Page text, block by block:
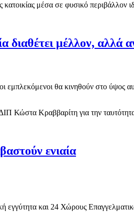
μέσα σε φυσικό περιβάλλον
διαθέτει μέλλον, αλλά
Κραββαρίτη για την
ενιαία
εγγύτητα και 24 Χώρους